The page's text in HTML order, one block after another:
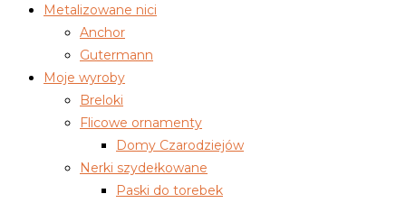
Metalizowane nici
Anchor
Gutermann
Moje wyroby
Breloki
Flicowe ornamenty
Domy Czarodziejów
Nerki szydełkowane
Paski do torebek